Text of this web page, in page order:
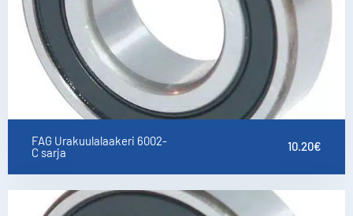
FAG Urakuulalaakeri 6002-
C sarja
10.20€